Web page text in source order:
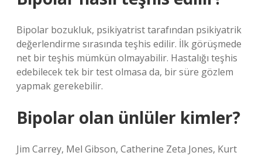
Bipolar bozukluk, psikiyatrist tarafından psikiyatrik
değerlendirme sırasında teşhis edilir. İlk görüşmede
net bir teşhis mümkün olmayabilir. Hastalığı teşhis
edebilecek tek bir test olmasa da, bir süre gözlem
yapmak gerekebilir.
Bipolar olan ünlüler kimler?
Jim Carrey, Mel Gibson, Catherine Zeta Jones, Kurt